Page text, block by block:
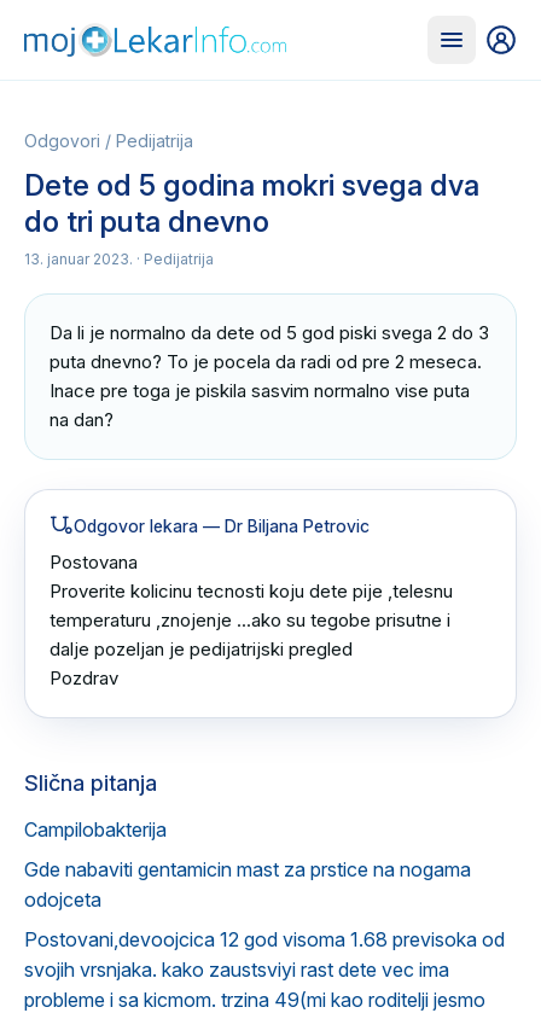
Odgovori / Pedijatrija
Dete od 5 godina mokri svega dva
do tri puta dnevno
13. januar 2023. · Pedijatrija
Da li je normalno da dete od 5 god piski svega 2 do 3
puta dnevno? To je pocela da radi od pre 2 meseca.
Inace pre toga je piskila sasvim normalno vise puta
na dan?
Odgovor lekara — Dr Biljana Petrovic
Postovana
Proverite kolicinu tecnosti koju dete pije ,telesnu
temperaturu ,znojenje ...ako su tegobe prisutne i
dalje pozeljan je pedijatrijski pregled
Pozdrav
Slična pitanja
Campilobakterija
Gde nabaviti gentamicin mast za prstice na nogama
odojceta
Postovani,devoojcica 12 god visoma 1.68 previsoka od
svojih vrsnjaka. kako zaustsviyi rast dete vec ima
probleme i sa kicmom. trzina 49(mi kao roditelji jesmo